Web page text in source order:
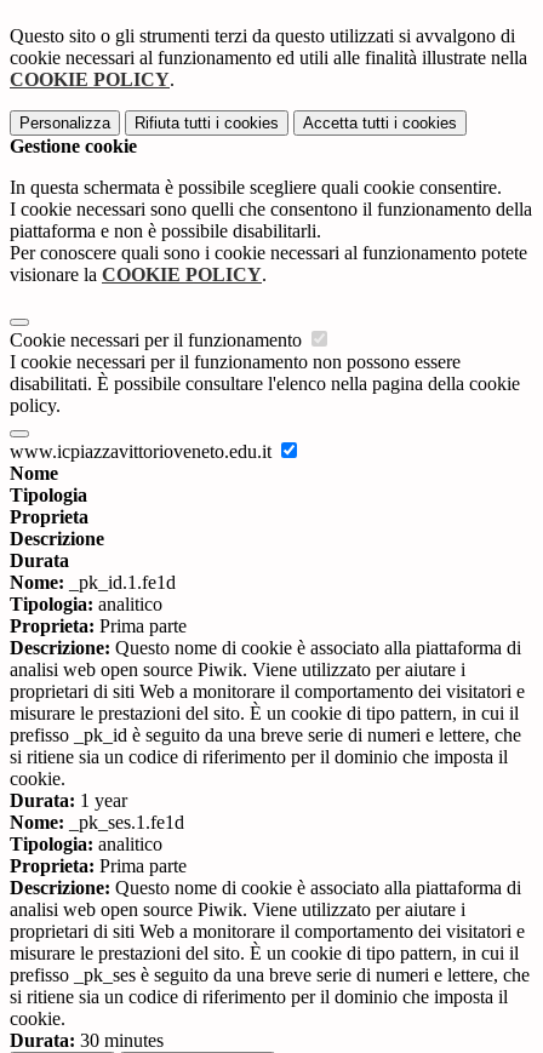
Questo sito o gli strumenti terzi da questo utilizzati si avvalgono di
cookie necessari al funzionamento ed utili alle finalità illustrate nella
COOKIE POLICY.
Personalizza Rifiuta tutti i cookies Accetta tutti i cookies
Gestione cookie
In questa schermata è possibile scegliere quali cookie consentire.
I cookie necessari sono quelli che consentono il funzionamento della
piattaforma e non è possibile disabilitarli.
Per conoscere quali sono i cookie necessari al funzionamento potete
visionare la COOKIE POLICY.
Cookie necessari per il funzionamento
I cookie necessari per il funzionamento non possono essere
disabilitati. È possibile consultare l'elenco nella pagina della cookie
policy.
www.icpiazzavittorioveneto.edu.it
Nome
Tipologia
Proprieta
Descrizione
Durata
Nome: _pk_id.1.fe1d
Tipologia: analitico
Proprieta: Prima parte
Descrizione: Questo nome di cookie è associato alla piattaforma di
analisi web open source Piwik. Viene utilizzato per aiutare i
proprietari di siti Web a monitorare il comportamento dei visitatori e
misurare le prestazioni del sito. È un cookie di tipo pattern, in cui il
prefisso _pk_id è seguito da una breve serie di numeri e lettere, che
si ritiene sia un codice di riferimento per il dominio che imposta il
cookie.
Durata: 1 year
Nome: _pk_ses.1.fe1d
Tipologia: analitico
Proprieta: Prima parte
Descrizione: Questo nome di cookie è associato alla piattaforma di
analisi web open source Piwik. Viene utilizzato per aiutare i
proprietari di siti Web a monitorare il comportamento dei visitatori e
misurare le prestazioni del sito. È un cookie di tipo pattern, in cui il
prefisso _pk_ses è seguito da una breve serie di numeri e lettere, che
si ritiene sia un codice di riferimento per il dominio che imposta il
cookie.
Durata: 30 minutes